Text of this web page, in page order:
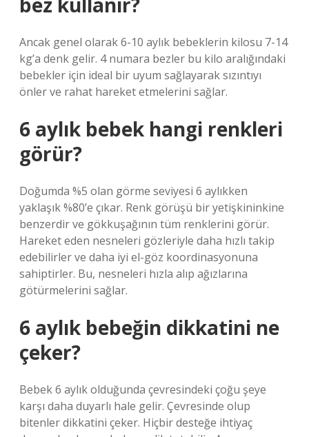
Ancak genel olarak 6-10 aylık bebeklerin kilosu 7-14
kg’a denk gelir. 4 numara bezler bu kilo aralığındaki
bebekler için ideal bir uyum sağlayarak sızıntıyı
önler ve rahat hareket etmelerini sağlar.
6 aylık bebek hangi renkleri
görür?
Doğumda %5 olan görme seviyesi 6 aylıkken
yaklaşık %80’e çıkar. Renk görüşü bir yetişkininkine
benzerdir ve gökkuşağının tüm renklerini görür.
Hareket eden nesneleri gözleriyle daha hızlı takip
edebilirler ve daha iyi el-göz koordinasyonuna
sahiptirler. Bu, nesneleri hızla alıp ağızlarına
götürmelerini sağlar.
6 aylık bebeğin dikkatini ne
çeker?
Bebek 6 aylık olduğunda çevresindeki çoğu şeye
karşı daha duyarlı hale gelir. Çevresinde olup
bitenler dikkatini çeker. Hiçbir desteğe ihtiyaç